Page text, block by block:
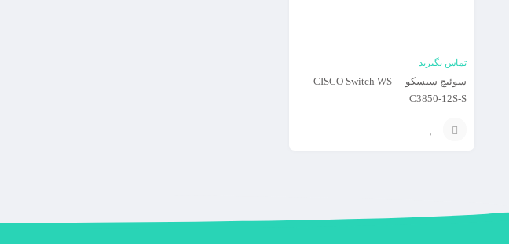
تماس بگیرید
سوئیچ سیسکو – CISCO Switch WS-
C3850-12S-S